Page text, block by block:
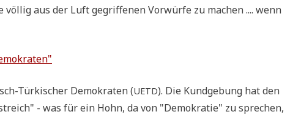
völ­lig aus der Luft gegrif­fe­nen Vor­wür­fe zu machen .... wenn
Tür­ki­scher Demo­kra­ten (UETD). Die Kund­ge­bung hat den
- was für ein Hohn, da von "Demo­kra­tie" zu spre­chen,